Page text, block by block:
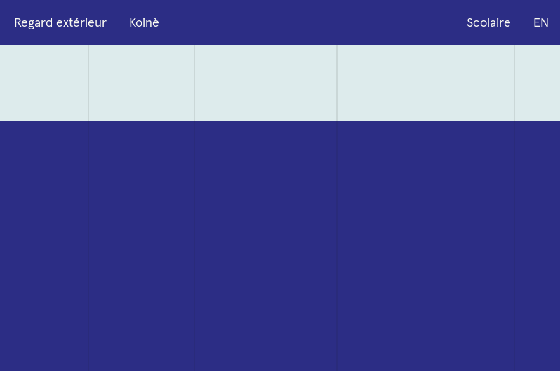
Regard extérieur Koinè Scolaire EN